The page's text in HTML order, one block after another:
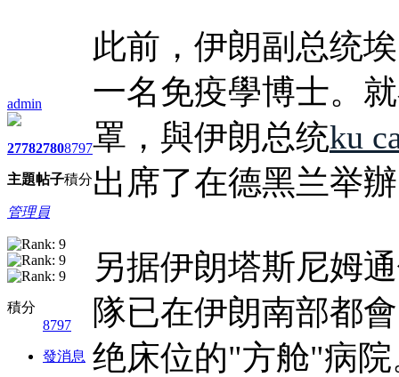
admin
2778
主題
2780
帖子
8797
積分
管理員
積分
8797
發消息
此前，伊朗副总统
一名免疫學博士。
罩，與伊朗总统ku
出席了在德黑兰举
另据伊朗塔斯尼姆
隊已在伊朗南部都
绝床位的"方舱"病院